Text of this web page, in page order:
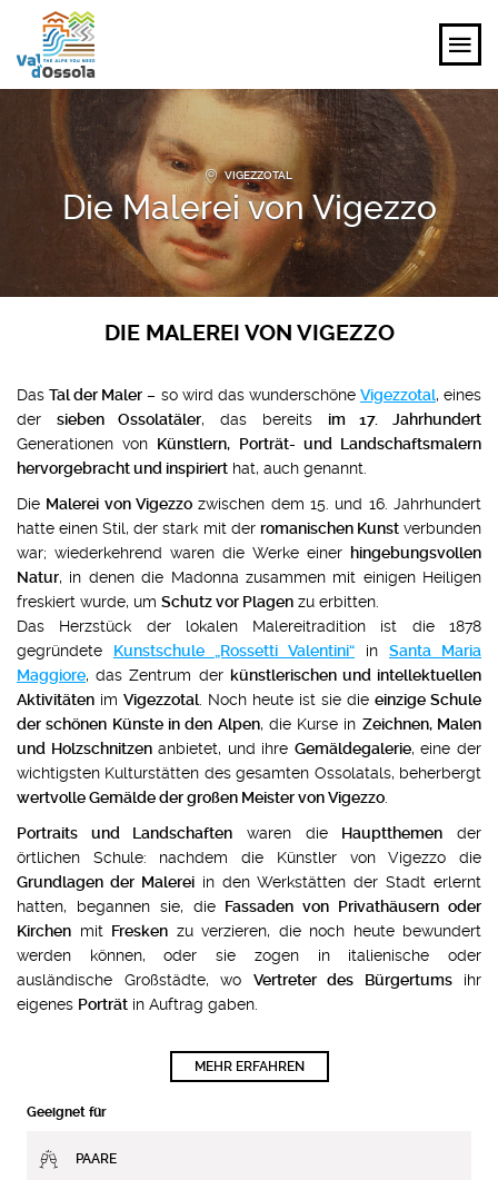
ENTDECKEN
ERLEBEN
PLANEN
VERANSTALTUNGEN UND IDEEN
VIGEZZOTAL
Die Malerei von Vigezzo
DIE MALEREI VON VIGEZZO
DasTal der Maler – so wird das wunderschöne Vigezzotal, eines
der sieben Ossolatäler, das bereits im 17. Jahrhundert
Generationen von Künstlern, Porträt- und Landschaftsmalern
hervorgebracht und inspiriert hat, auch genannt.
Die Malerei von Vigezzo zwischen dem 15. und 16. Jahrhundert
hatte einen Stil, der stark mit der romanischen Kunstverbunden
war; wiederkehrend waren die Werke einer hingebungsvollen
Natur, in denen die Madonna zusammen mit einigen Heiligen
freskiert wurde, um Schutz vor Plagen zu erbitten.
Das Herzstück der lokalen Malereitradition ist die 1878
gegründete Kunstschule „Rossetti Valentini“ in Santa Maria
Maggiore, das Zentrum der künstlerischen und intellektuellen
Aktivitäten im Vigezzotal . Noch heute ist sie die einzige Schule
der schönen Künste in den Alpen, die Kurse in Zeichnen, Malen
und Holzschnitzenanbietet, und ihre Gemäldegalerie, eine der
wichtigsten Kulturstätten des gesamten Ossolatals, beherbergt
wertvolle Gemälde der großen Meister von Vigezzo
Portraits und Landschaften waren die Hauptthemen der
örtlichen Schule: nachdem die Künstler von Vigezzo die
Grundlagen der Malereiin den Werkstätten der Stadt erlernt
hatten, begannen sie, die Fassaden von Privathäusern oder
Kirchen mit Fresken zu verzieren, die noch heute bewundert
werden können, oder sie zogen in italienische oder
ausländische Großstädte, wo Vertreter des Bürgertumsihr
eigenes Porträt in Auftrag gaben.
MEHR ERFAHREN
Geeignet für
PAARE